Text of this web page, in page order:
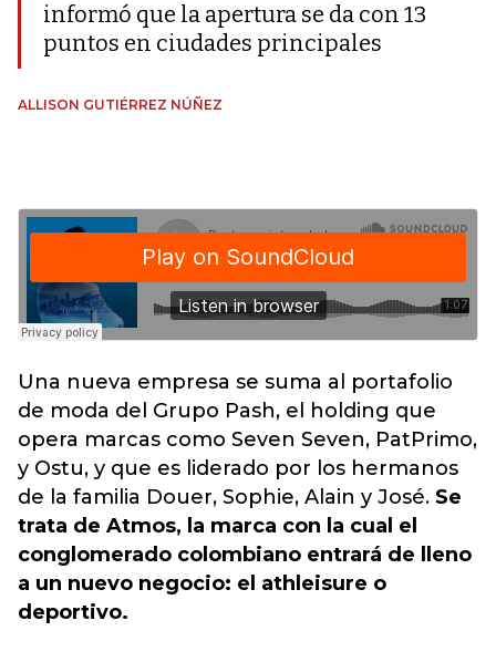
informó que la apertura se da con 13
puntos en ciudades principales
ALLISON GUTIÉRREZ NÚÑEZ
Una nueva empresa se suma al portafolio
de moda del Grupo Pash, el holding que
opera marcas como Seven Seven, PatPrimo,
y Ostu, y que es liderado por los hermanos
de la familia Douer, Sophie, Alain y José. Se
trata de Atmos, la marca con la cual el
conglomerado colombiano entrará de lleno
a un nuevo negocio: el athleisure o
deportivo.